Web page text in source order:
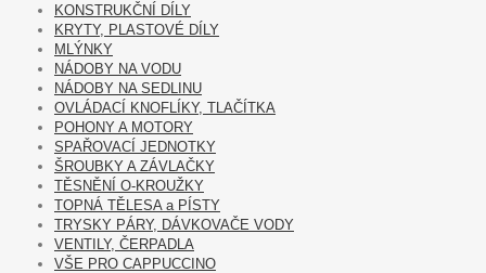
KONSTRUKČNÍ DÍLY
KRYTY, PLASTOVÉ DÍLY
MLÝNKY
NÁDOBY NA VODU
NÁDOBY NA SEDLINU
OVLÁDACÍ KNOFLÍKY, TLAČÍTKA
POHONY A MOTORY
SPAŘOVACÍ JEDNOTKY
ŠROUBKY A ZÁVLAČKY
TĚSNĚNÍ O-KROUŽKY
TOPNÁ TĚLESA a PÍSTY
TRYSKY PÁRY, DÁVKOVAČE VODY
VENTILY, ČERPADLA
VŠE PRO CAPPUCCINO